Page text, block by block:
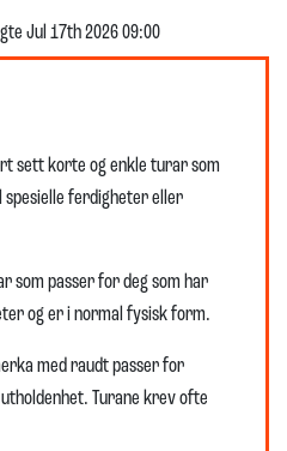
Jul 17th 2026 09:00
sett korte og enkle turar som
ferdigheter eller
som passer for deg som har
og er i normal fysisk form.
med raudt passer for
Turane krev ofte